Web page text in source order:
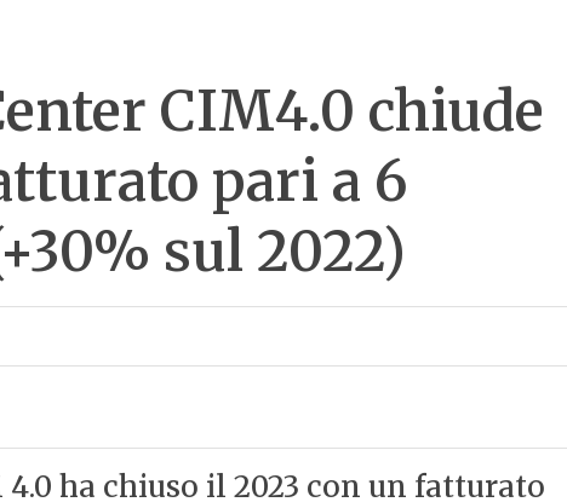
CIM4.0 chiude
pari a 6
sul 2022)
ha chiuso il 2023 con un fatturato